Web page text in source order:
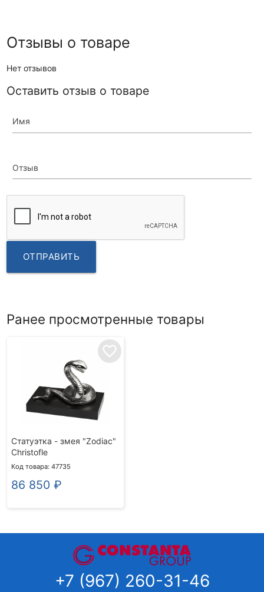
Отзывы о товаре
Нет отзывов
Оставить отзыв о товаре
Имя
Отзыв
ОТПРАВИТЬ
Ранее просмотренные товары
favorite_border
Статуэтка - змея "Zodiac"
Christofle
Код товара: 47735
86 850 ₽
+7 (967) 260-31-46